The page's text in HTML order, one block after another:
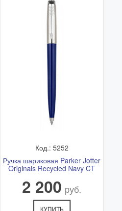
Код.: 5252
Ручка шариковая Parker Jotter
Originals Recycled Navy CT
2 200 руб.
КУПИТЬ